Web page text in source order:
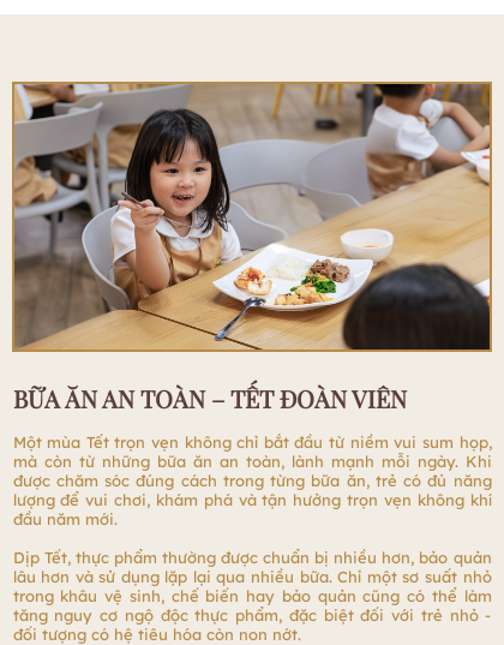
BỮA ĂN AN TOÀN – TẾT ĐOÀN VIÊN
Một mùa Tết trọn vẹn không chỉ bắt đầu từ niềm vui sum họp,
mà còn từ những bữa ăn an toàn, lành mạnh mỗi ngày. Khi
được chăm sóc đúng cách trong từng bữa ăn, trẻ có đủ năng
lượng để vui chơi, khám phá và tận hưởng trọn vẹn không khí
đầu năm mới.
Dịp Tết, thực phẩm thường được chuẩn bị nhiều hơn, bảo quản
lâu hơn và sử dụng lặp lại qua nhiều bữa. Chỉ một sơ suất nhỏ
trong khâu vệ sinh, chế biến hay bảo quản cũng có thể làm
tăng nguy cơ ngộ độc thực phẩm, đặc biệt đối với trẻ nhỏ -
đối tượng có hệ tiêu hóa còn non nớt.